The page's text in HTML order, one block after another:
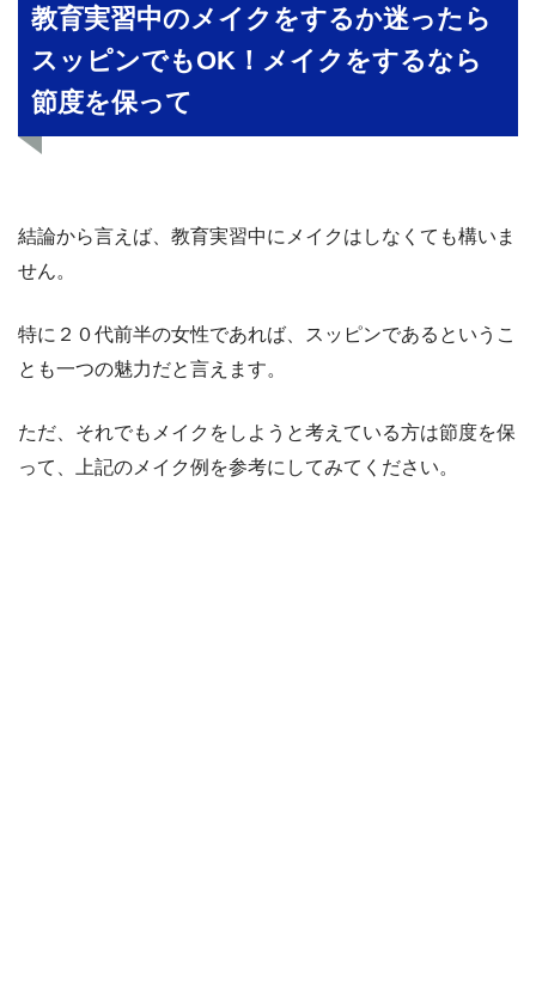
教育実習中のメイクをするか迷ったら
スッピンでもOK！メイクをするなら
節度を保って
結論から言えば、教育実習中にメイクはしなくても構いま
せん。
特に２０代前半の女性であれば、スッピンであるというこ
とも一つの魅力だと言えます。
ただ、それでもメイクをしようと考えている方は節度を保
って、上記のメイク例を参考にしてみてください。